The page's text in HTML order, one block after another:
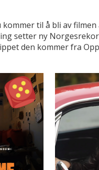
til å bli av filmen
setter ny
den kommer fra